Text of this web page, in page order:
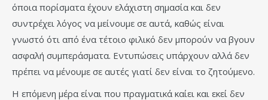
όποια πορίσματα έχουν ελάχιστη σημασία και δεν
συντρέχει λόγος να μείνουμε σε αυτά, καθώς είναι
γνωστό ότι από ένα τέτοιο φιλικό δεν μπορούν να βγουν
ασφαλή συμπεράσματα. Εντυπώσεις υπάρχουν αλλά δεν
πρέπει να μένουμε σε αυτές γιατί δεν είναι το ζητούμενο.
Η επόμενη μέρα είναι που πραγματικά καίει και εκεί δεν